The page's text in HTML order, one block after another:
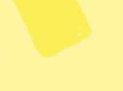
6 min lästid